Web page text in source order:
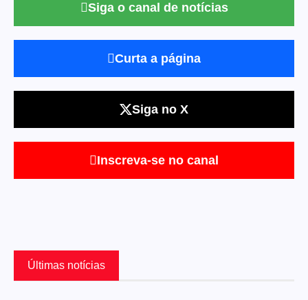
Siga o canal de notícias
Curta a página
Siga no X
Inscreva-se no canal
Últimas notícias